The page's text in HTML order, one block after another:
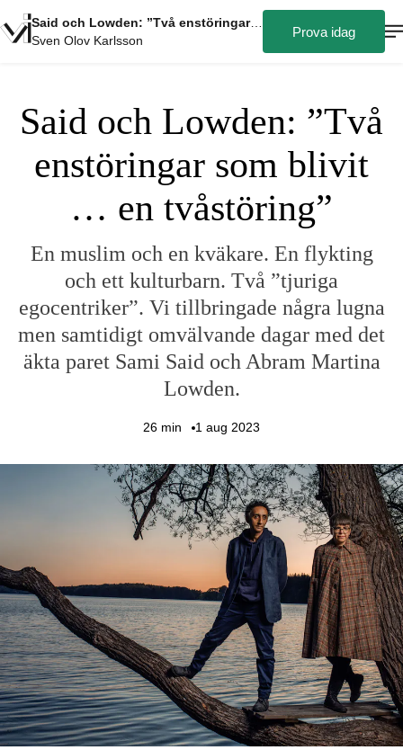
Said och Lowden: ”Två
enstöringar som blivit
… en tvåstöring”
En muslim och en kväkare. En flykting
och ett kulturbarn. Två ”tjuriga
egocentriker”. Vi tillbringade några lugna
men samtidigt omvälvande dagar med det
äkta paret Sami Said och Abram Martina
Lowden.
26 min 1 aug 2023
Said och Lowden: ”Två enstöringar som blivit … en tvåstöring”
Sven Olov Karlsson
Prova idag